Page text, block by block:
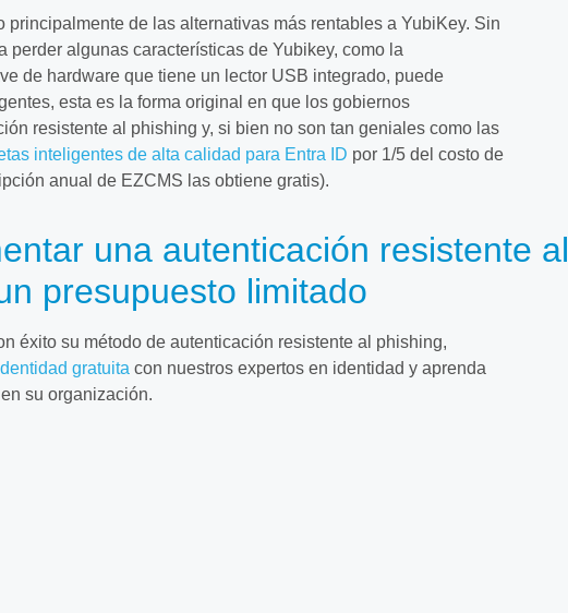
principalmente de las alternativas más rentables a YubiKey. Sin
perder algunas características de Yubikey, como la
de hardware que tiene un lector USB integrado, puede
esta es la forma original en que los gobiernos
resistente al phishing y, si bien no son tan geniales como las
inteligentes de alta calidad para Entra ID por 1/5 del costo de
anual de EZCMS las obtiene gratis).
una autenticación resistente al
presupuesto limitado
éxito su método de autenticación resistente al phishing,
gratuita con nuestros expertos en identidad y aprenda
su organización.